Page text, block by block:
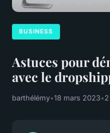
BUSINESS
Astuces pour
avec le
barthélémy•18 mars 2023•